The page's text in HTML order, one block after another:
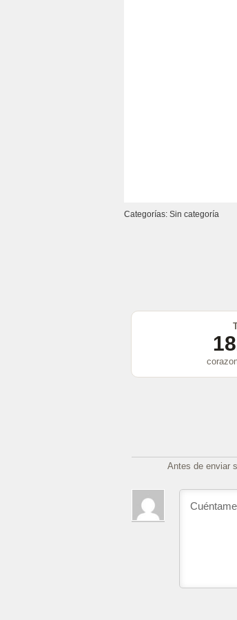
Categorías: Sin categoría
Antes de enviar